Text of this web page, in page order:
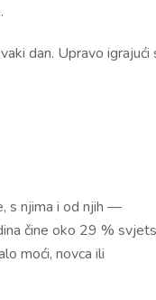
dan. Upravo igrajući
s njima i od njih —
čine oko 29 %
moći, novca ili